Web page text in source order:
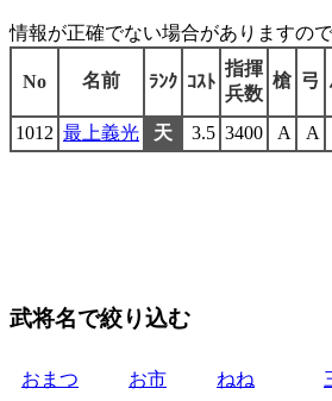
情報が正確でない場合がありますの
No 名前 ﾗﾝｸ ｺｽﾄ
指揮
兵数
槍 弓
1012 最上義光 天 3.5 3400 A A
武将名で絞り込む
おまつ お市 ねね